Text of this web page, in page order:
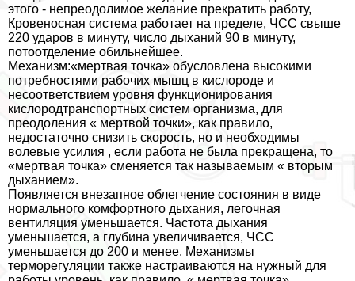
этого - непреодолимое желание прекратить работу,
Кровеносная система работает на пределе, ЧСС свыше
220 ударов в минуту, число дыханий 90 в минуту,
потоотделение обильнейшее.
Механизм:«мертвая точка» обусловлена высокими
потребностями рабочих мышц в кислороде и
несоответствием уровня функционирования
кислородтрaнcпортных систем организма, для
преодоления « мертвой точки», как правило,
недостаточно снизить скорость, но и необходимы
волевые усилия , если работа не была прекращена, то
«мертвая точка» сменяется так называемым « вторым
дыханием».
Появляется внезапное облегчение состояния в виде
нормального комфортного дыхания, легочная
вентиляция уменьшается. Частота дыхания
уменьшается, а глубина увеличивается, ЧСС
уменьшается до 200 и менее. Механизмы
терморегуляции также настраиваются на нужный для